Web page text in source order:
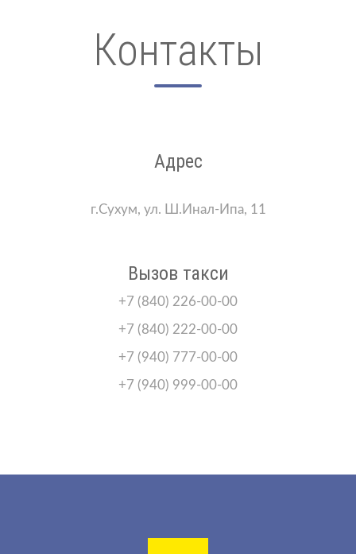
Контакты
Адрес
г.Сухум, ул. Ш.Инал-Ипа, 11
Вызов такси
+7 (840) 226-00-00
+7 (840) 222-00-00
+7 (940) 777-00-00
+7 (940) 999-00-00